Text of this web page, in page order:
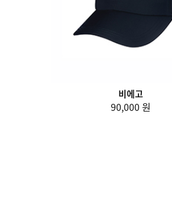
비에고
90,000 원